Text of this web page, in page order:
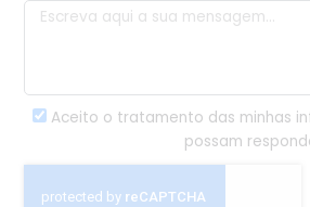
Aceito o tratamento das minhas
possam